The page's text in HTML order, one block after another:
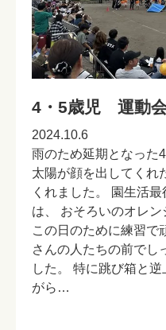
4・5歳児 運動
2024.10.6
雨のため延期となった
太陽が顔を出してくれ
くれました。 園生活
は、 おそろいのオレン
この日のために練習で
さんの人たちの前でし
した。 特に跳び箱と
がら…